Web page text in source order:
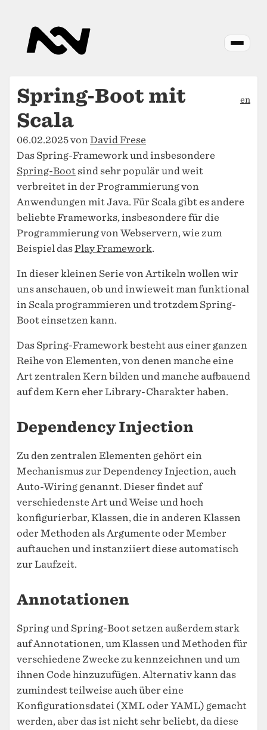
Spring-Boot mit
Scala
en
06.02.2025 vonDavid Frese
Das Spring-Framework und insbesondere
Spring-Boot sind sehr populär und weit
verbreitet in der Programmierung von
Anwendungen mit Java. Für Scala gibt es andere
beliebte Frameworks, insbesondere für die
Programmierung von Webservern, wie zum
Beispiel dasPlay Framework.
In dieser kleinen Serie von Artikeln wollen wir
uns anschauen, ob und inwieweit man funktional
in Scala programmieren und trotzdem Spring-
Boot einsetzen kann.
Das Spring-Framework besteht aus einer ganzen
Reihe von Elementen, von denen manche eine
Art zentralen Kern bilden und manche aufbauend
auf dem Kern eher Library-Charakter haben.
Dependency Injection
Zu den zentralen Elementen gehört ein
Mechanismus zur Dependency Injection, auch
Auto-Wiring genannt. Dieser findet auf
verschiedenste Art und Weise und hoch
konfigurierbar, Klassen, die in anderen Klassen
oder Methoden als Argumente oder Member
auftauchen und instanziiert diese automatisch
zur Laufzeit.
Annotationen
Spring und Spring-Boot setzen außerdem stark
auf Annotationen, um Klassen und Methoden für
verschiedene Zwecke zu kennzeichnen und um
ihnen Code hinzuzufügen. Alternativ kann das
zumindest teilweise auch über eine
Konfigurationsdatei (XML oder YAML) gemacht
werden, aber das ist nicht sehr beliebt, da diese